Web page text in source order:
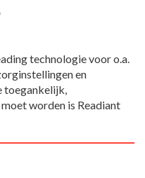
technologie voor o.a.
en
toegankelijk,
worden is Readiant